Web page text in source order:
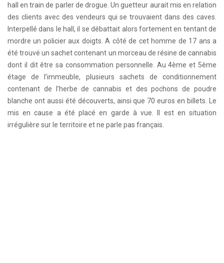
hall en train de parler de drogue. Un guetteur aurait mis en relation
des clients avec des vendeurs qui se trouvaient dans des caves.
Interpellé dans le hall, il se débattait alors fortement en tentant de
mordre un policier aux doigts. A côté de cet homme de 17 ans a
été trouvé un sachet contenant un morceau de résine de cannabis
dont il dit être sa consommation personnelle. Au 4ème et 5ème
étage de l’immeuble, plusieurs sachets de conditionnement
contenant de l’herbe de cannabis et des pochons de poudre
blanche ont aussi été découverts, ainsi que 70 euros en billets. Le
mis en cause a été placé en garde à vue. Il est en situation
irrégulière sur le territoire et ne parle pas français.